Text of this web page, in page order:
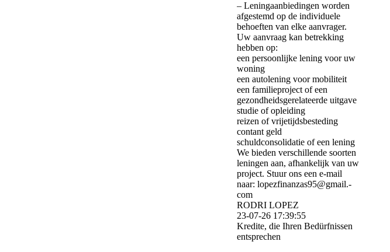
– Leningaanbiedingen worden
afgestemd op de individuele
behoeften van elke aanvrager.
Uw aanvraag kan betrekking
hebben op:
een persoonlijke lening voor uw
woning
een autolening voor mobiliteit
een familieproject of een
gezondheidsgerelateerde uitgave
studie of opleiding
reizen of vrijetijdsbesteding
contant geld
schuldconsolidatie of een lening
We bieden verschillende soorten
leningen aan, afhankelijk van uw
project. Stuur ons een e-mail
naar: lopezfinanzas95@­gmail.­
com
RODRI LOPEZ
23-07-26 17:39:55
Kredite, die Ihren Bedürfnissen
entsprechen